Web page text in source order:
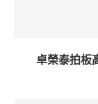
卓榮泰拍板